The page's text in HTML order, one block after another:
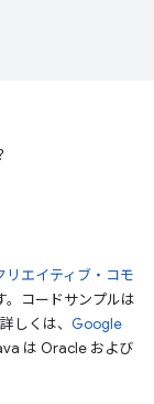
リエイティブ・コモ
。コードサンプルは
しくは、 Google
は Oracle および